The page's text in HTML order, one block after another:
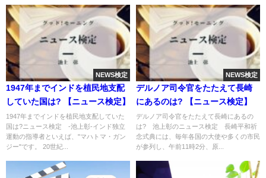
NEWS検定
1947年までインドを植民地支配
していた国は? 【ニュース検定】
1947年までインドを植民地支配していた
国は?ニュース検定 -池上彰-インド独立
運動の指導者といえば、"マハトマ・ガン
ジー"です。 20世紀...
NEWS検定
デルノア司令官をたたえて長崎
にあるのは? 【ニュース検定】
デルノア司令官をたたえて長崎にあるの
は? 池上彰のニュース検定 長崎平和祈
念式典には、毎年各国の大使や多くの市民
が参列し、午前11時2分、原...